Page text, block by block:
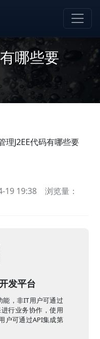
哪些要
理J2EE代码有哪些要
19 19:38
浏览量：
发平台
能，非IT用户可通过
行业务协作，使用
户可通过API集成第